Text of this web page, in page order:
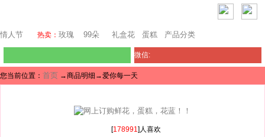
情人节 热卖： 玫瑰 99朵 礼盒花 蛋糕 产品分类
微信:
您当前位置： 首页 →商品明细→爱你每一天
[178991]人喜欢